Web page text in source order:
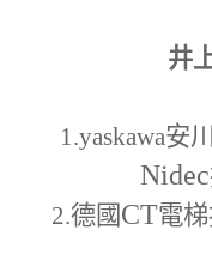
井
1.yaskawa安
Nidec
2.德國 CT電